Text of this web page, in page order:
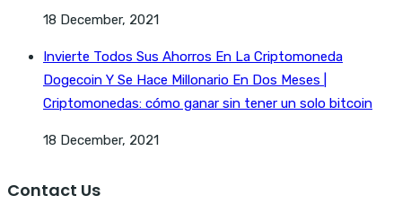
18 December, 2021
Invierte Todos Sus Ahorros En La Criptomoneda
Dogecoin Y Se Hace Millonario En Dos Meses |
Criptomonedas: cómo ganar sin tener un solo bitcoin
18 December, 2021
Contact Us